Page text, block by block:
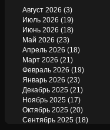
Август 2026 (3)
Июль 2026 (19)
Июнь 2026 (18)
Май 2026 (23)
Апрель 2026 (18)
Март 2026 (21)
Февраль 2026 (19)
Январь 2026 (23)
Декабрь 2025 (21)
Ноябрь 2025 (17)
Октябрь 2025 (20)
Сентябрь 2025 (18)